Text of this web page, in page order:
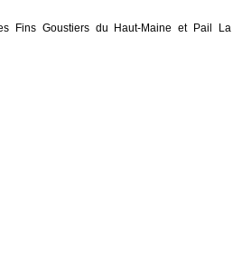
Fins Goustiers du Haut-Maine et Pail